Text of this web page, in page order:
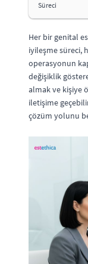
Süreci
Her bir genital
iyileşme süreci,
operasyonun
değişiklik
almak ve kişiye
iletişime
çözüm yolunu